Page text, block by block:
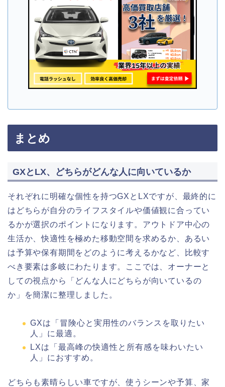
まとめ
GXとLX、どちらがどんな人に向いているか
それぞれに明確な個性を持つGXとLXですが、最終的に
はどちらが自分のライフスタイルや価値観に合ってい
るかが選択のポイントになります。アウトドア中心の
生活か、快適性を極めた移動空間を求めるか、あるい
は予算や保有期間をどのように考えるかなど、比較す
べき要素は多岐にわたります。ここでは、オーナーと
しての視点から「どんな人にどちらが向いているの
か」を簡潔に整理しました。
GXは「冒険心と実用性のバランスを取りたい
人」に最適。
LXは「最高峰の快適性と所有感を味わいたい
人」におすすめ。
どちらも素晴らしい車ですが、使うシーンや予算、家